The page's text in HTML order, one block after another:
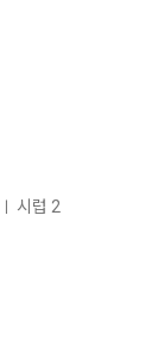
시럽 2